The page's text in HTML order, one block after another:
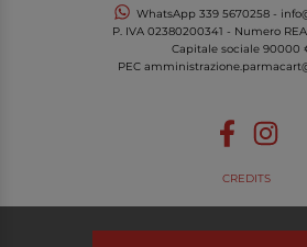
WhatsApp 339 5670258-
P. IVA02380200341 - Numero
Capitale sociale 90000
PEC
CREDITS